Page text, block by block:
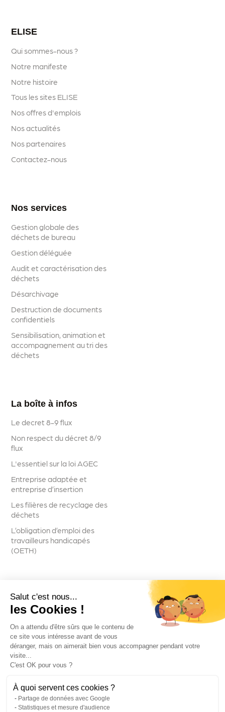
ELISE
Qui sommes-nous ?
Notre manifeste
Notre histoire
Tous les sites ELISE
Nos offres d'emplois
Nos actualités
Nos partenaires
Contactez-nous
Nos services
Gestion globale des
déchets de bureau
Gestion déléguée
Audit et caractérisation des
déchets
Désarchivage
Destruction de documents
confidentiels
Sensibilisation, animation et
accompagnement au tri des
déchets
La boîte à infos
Le decret 8-9 flux
Non respect du décret 8/9
flux
L'essentiel sur la loi AGEC
Entreprise adaptée et
entreprise d’insertion
Les filières de recyclage des
déchets
L’obligation d’emploi des
travailleurs handicapés
(OETH)
Suivez-nous
Voir toutes les actualités
ELISE - 2026
Salut c'est nous...
les Cookies !
On a attendu d'être sûrs que le contenu de
ce site vous intéresse avant de vous
déranger, mais on aimerait bien vous accompagner pendant votre
visite...
C'est OK pour vous ?
À quoi servent ces cookies ?
Partage de données avec Google
Statistiques et mesure d'audience